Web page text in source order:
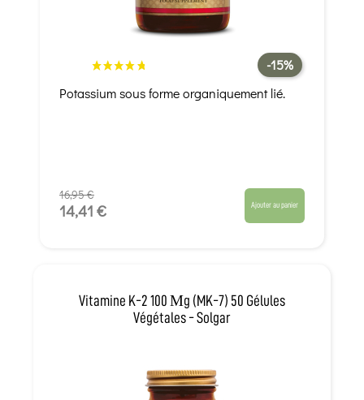
-15%
Potassium sous forme organiquement lié.
16,95 €
14,41 € Ajouter au panier
Vitamine K-2 100 Μg (MK-7) 50 Gélules
Végétales - Solgar